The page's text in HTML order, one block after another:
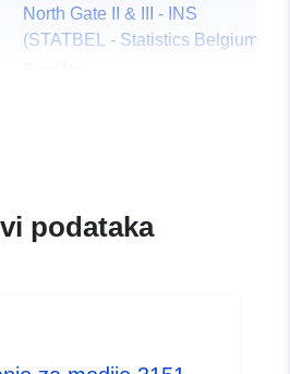
North Gate II & III - INS
(STATBEL - Statistics Belgium)
Statistik - Statistics Belgium)
podataka